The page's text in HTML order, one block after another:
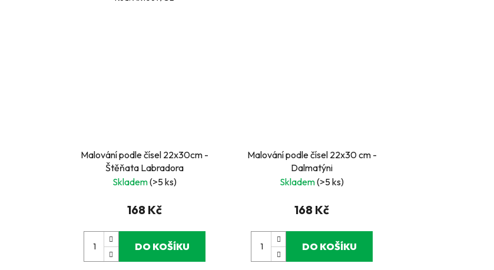
Malování podle čísel 22x30cm -
Štěňata Labradora
Skladem(>5 ks)
168 Kč
DO KOŠÍKU
Malování podle čísel 22x30 cm -
Dalmatýni
Skladem(>5 ks)
168 Kč
DO KOŠÍKU